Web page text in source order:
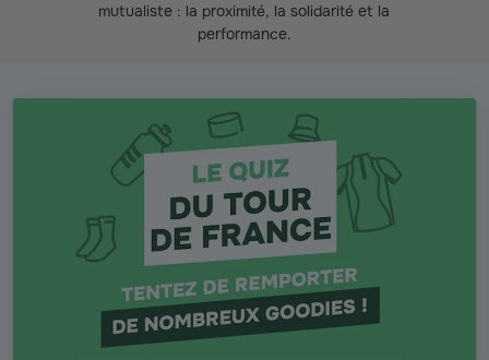
mutualiste : la proximité, la solidarité et la
performance.